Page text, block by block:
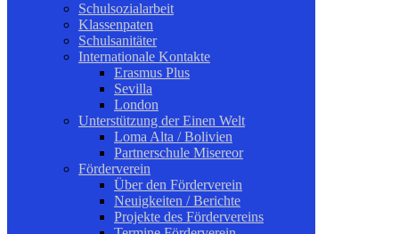
Schulsozialarbeit
Klassenpaten
Schulsanitäter
Internationale Kontakte
Erasmus Plus
Sevilla
London
Unterstützung der Einen Welt
Loma Alta / Bolivien
Partnerschule Misereor
Förderverein
Über den Förderverein
Neuigkeiten / Berichte
Projekte des Fördervereins